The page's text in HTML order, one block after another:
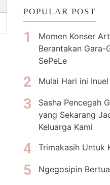
POPULAR POST
Momen Konser
Berantakan Gara-
SePeLe
Mulai Hari ini
Sasha Pencegah
yang Sekarang
Keluarga Kami
Trimakasih Untuk
Ngegosipin